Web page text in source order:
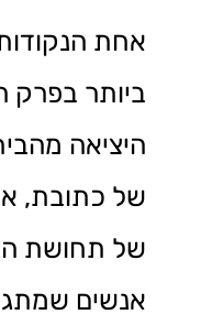
אחת
ביותר בפרק
היציאה
של כתובת,
של תחושת
אנשים